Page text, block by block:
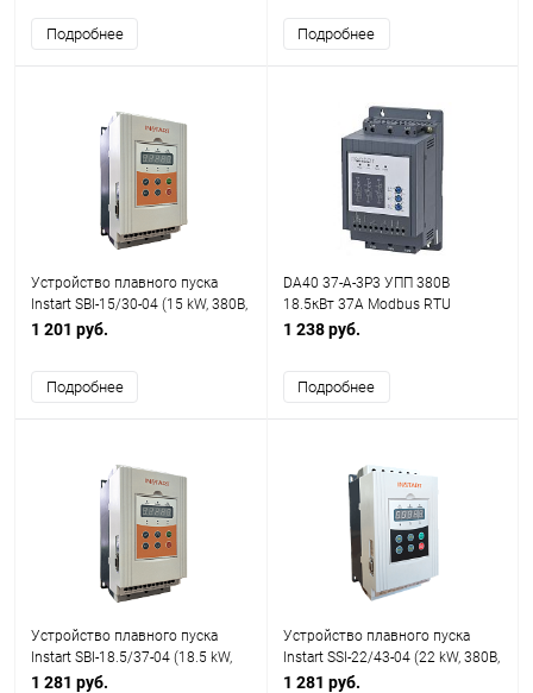
Подробнее Подробнее
Устройство плавного пуска
Instart SBI-15/30-04 (15 kW, 380В,
30А)
1 201 руб.
Подробнее
DA40 37-A-3P3 УПП 380В
18.5кВт 37A Modbus RTU
1 238 руб.
Подробнее
Устройство плавного пуска
Instart SBI-18.5/37-04 (18.5 kW,
380В, 37А)
1 281 руб.
Устройство плавного пуска
Instart SSI-22/43-04 (22 kW, 380В,
43А)
1 281 руб.